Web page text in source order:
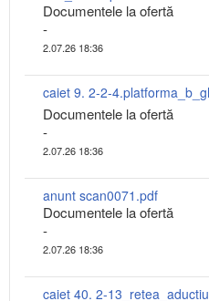
Documentele la ofertă
-
2.07.26 18:36
Documentele la ofertă
-
2.07.26 18:36
anunt scan0071.pdf
Documentele la ofertă
-
2.07.26 18:36